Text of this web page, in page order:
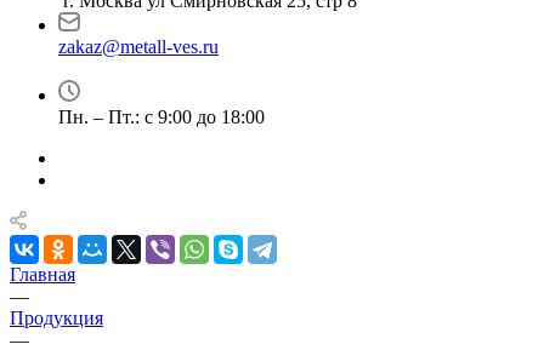
zakaz@metall-ves.ru
Пн. – Пт.: с 9:00 до 18:00
Главная
—
Продукция
—